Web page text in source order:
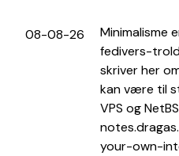
08-08-26
Minimalisme
fedivers-
skriver her
kan være til
VPS og
your-own-